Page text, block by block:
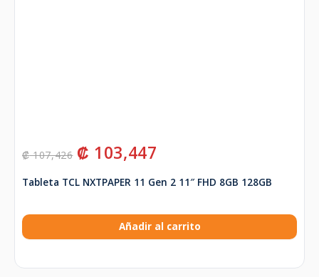
₡107,426 ₡ 103,447
Tableta TCL NXTPAPER 11 Gen 2 11″ FHD 8GB 128GB
Añadir al carrito